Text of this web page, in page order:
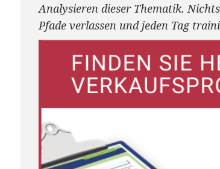
Analysieren dieser Thematik.
Pfade verlassen und jeden Tag